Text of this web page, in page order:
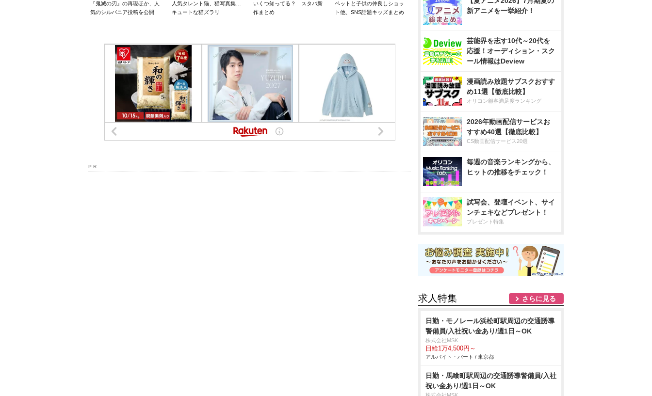
『鬼滅の刃』の再現ほか、人
気のシルバニア投稿を公開
人気タレント猫、猫写真集…
キュートな猫ズラリ
いくつ知ってる？ スタバ新
作まとめ
ペットと子供の仲良しショッ
ト他、SNS話題キッズまとめ
P R
新アニメを一挙紹介！
芸能界を志す10代～20代を
応援！オーディション・スク
ール情報はDeview
漫画読み放題サブスクおすす
め11選【徹底比較】
オリコン顧客満足度ランキング
2026年動画配信サービスお
すすめ40選【徹底比較】
CS動画配信サービス20選
毎週の音楽ランキングから、
ヒットの推移をチェック！
試写会、登壇イベント、サイ
ンチェキなどプレゼント！
プレゼント特集
求人特集 さらに見る
日勤・モノレール浜松町駅周辺の交通誘導
警備員/入社祝い金あり/週1日～OK
株式会社MSK
日給1万4,500円～
アルバイト・パート / 東京都
日勤・馬喰町駅周辺の交通誘導警備員/入社
祝い金あり/週1日～OK